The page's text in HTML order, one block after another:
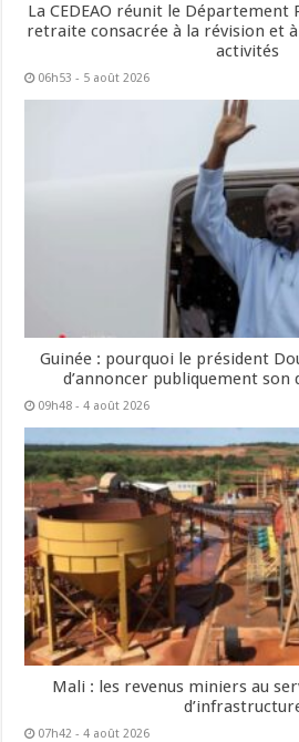
La CEDEAO réunit le Département
retraite consacrée à la révision et
activités
06h53 - 5 août 2026
Guinée : pourquoi le président
d’annoncer publiquement son
09h48 - 4 août 2026
Mali : les revenus miniers au
07h42 - 4 août 2026